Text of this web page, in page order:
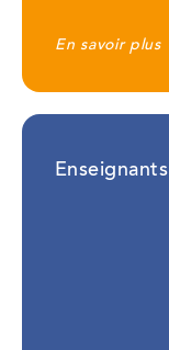
En savoir plus
Enseignants